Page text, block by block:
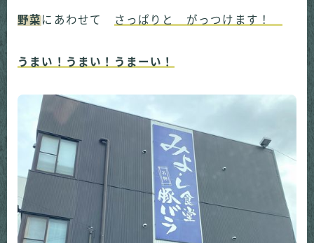
野菜 にあわせて さっぱりと がっつけます！
うまい！うまい！うまーい！